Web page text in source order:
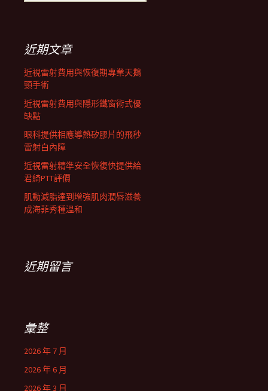
列近期文章
近視雷射費用與恢復期專業天鵝
頸手術
近視雷射費用與隱形鐵窗術式優
缺點
眼科提供相應導熱矽膠片的飛秒
雷射白內障
近視雷射精準安全恢復快提供給
君綺PTT評價
肌動減脂達到增強肌肉潤唇滋養
成海菲秀種溫和
近期留言
彙整
2026 年 7 月
2026 年 6 月
2026 年 3 月